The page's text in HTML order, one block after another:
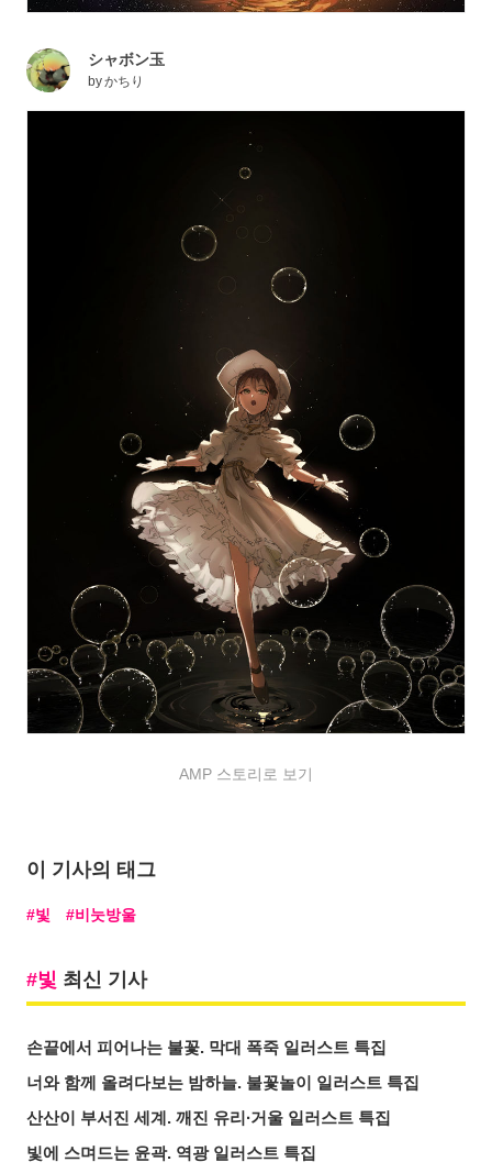
シャボン玉
byかちり
AMP 스토리로 보기
이 기사의 태그
빛 비눗방울
빛 최신 기사
손끝에서 피어나는 불꽃. 막대 폭죽 일러스트 특집
너와 함께 올려다보는 밤하늘. 불꽃놀이 일러스트 특집
산산이 부서진 세계. 깨진 유리∙거울 일러스트 특집
빛에 스며드는 윤곽. 역광 일러스트 특집